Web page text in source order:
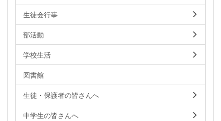
生徒会行事
部活動
学校生活
図書館
生徒・保護者の皆さんへ
中学生の皆さんへ